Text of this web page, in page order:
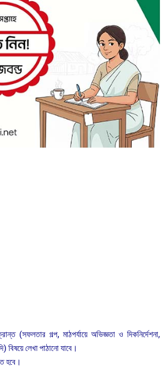
(সফলতার গল্প, মাঠপর্যায়ে অভিজ্ঞতা ও দিকনির্দেশনা,
বিষয়ে লেখা পাঠানো যাবে।
হবে।